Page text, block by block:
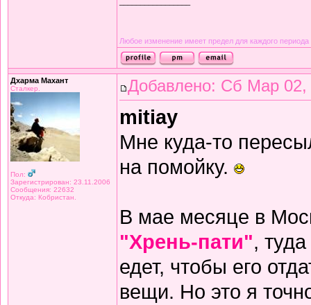
Любое изменение имеет предел для каждого периода
Дхарма Махант
Сталкер.
Пол:
Зарегистрирован: 23.11.2006
Сообщения: 22632
Откуда: Кобристан.
Добавлено: Сб Мар 02,
mitiay
Мне куда-то
на помойку.
В мае месяце в
"Хрень-пати",
едет, чтобы его
вещи. Но это я